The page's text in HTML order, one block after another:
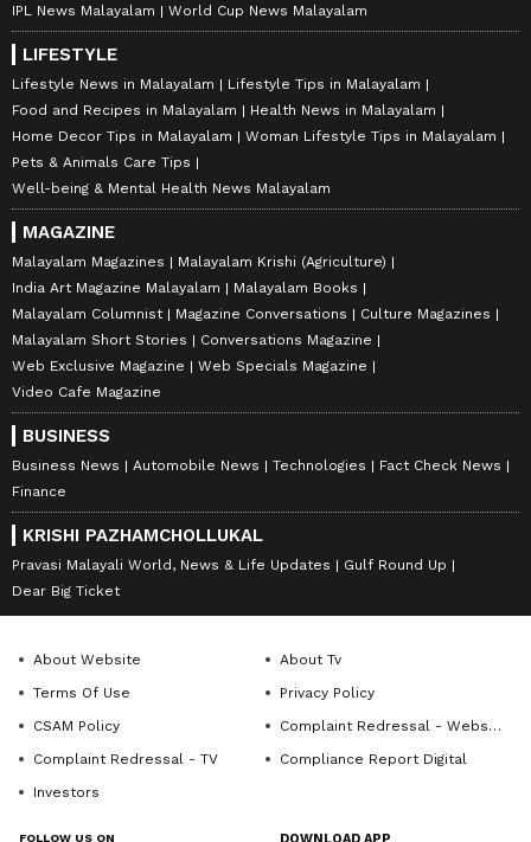
IPL News Malayalam
World Cup News Malayalam
LIFESTYLE
Lifestyle News in Malayalam
Lifestyle Tips in Malayalam
Food and Recipes in Malayalam
Health News in Malayalam
Home Decor Tips in Malayalam
Woman Lifestyle Tips in Malayalam
Pets & Animals Care Tips
Well-being & Mental Health News Malayalam
MAGAZINE
Malayalam Magazines
Malayalam Krishi (Agriculture)
India Art Magazine Malayalam
Malayalam Books
Malayalam Columnist
Magazine Conversations
Culture Magazines
Malayalam Short Stories
Conversations Magazine
Web Exclusive Magazine
Web Specials Magazine
Video Cafe Magazine
BUSINESS
Business News Automobile News Technologies
Fact Check News
Finance
KRISHI PAZHAMCHOLLUKAL
Pravasi Malayali World, News & Life Updates
Gulf Round Up
Dear Big Ticket
About Website
About Tv
Terms Of Use
Privacy Policy
CSAM Policy
Complaint Redressal - Website
Complaint Redressal - TV
Compliance Report Digital
Investors
FOLLOW US ON DOWNLOAD APP